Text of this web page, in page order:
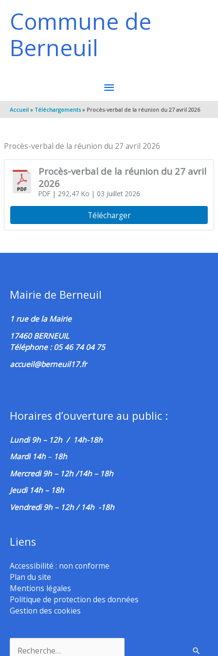
Commune de
Berneuil
MENU
PRINCIPAL
Accueil Téléchargements Procès-verbal de la réunion du 27 avril 2026
Procès-verbal de la réunion du 27 avril 2026
Procès-verbal de la réunion du 27 avril
2026
PDF| 292,47 Ko | 03 Juillet 2026
Télécharger
Mairie de Berneuil
1 rue de la Mairie
17460 BERNEUIL
Téléphone : 05 46 74 04 75
accueil@berneuil17.fr
Horaires d’ouverture au public :
Lundi 9h – 12h / 14h-18h
Mardi 14h– 18h
Mercredi 9h – 12h /14h – 18h
Jeudi 14h – 18h
Vendredi 9h – 12h / 14h -18h
Liens
Accessibilité : non conforme
Plan du site
Mentions légales
Politique de protection des données
Gestion des cookies